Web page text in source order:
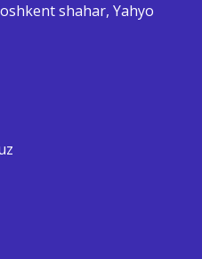
shahar, Yahyo